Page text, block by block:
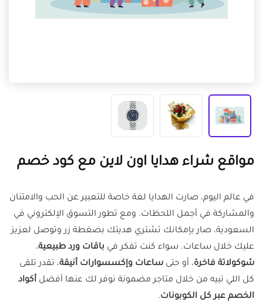
مواقع شراء هدايا اون لاين مع كود خصم
في عالم اليوم، صارت الهدايا لغة خاصة للتعبير عن الحب والامتنان
والمشاركة في أجمل اللحظات. ومع تطور التسوق الإلكتروني في
السعودية، صار بإمكانك تشتري هديتك بضغطة زر وتوصل لعزيز
عليك خلال ساعات. سواء كنت تفكر في باقات ورد طبيعية،
شوكولاتة فاخرة، أو حتى ساعات وإكسسوارات أنيقة، تقدر تلقى
كل اللي تبيه من خلال متاجر مضمونة نوفر لك عنها أفضل أكواد
الخصم عبر كل الكوبونات.